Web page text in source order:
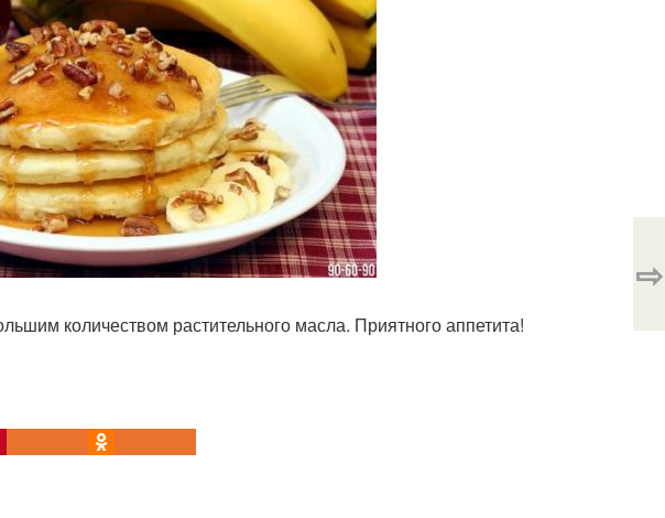
количеством растительного масла. Приятного аппетита!
⇨